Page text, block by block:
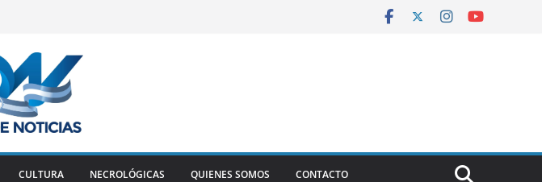
CULTURA NECROLÓGICAS QUIENES SOMOS CONTACTO